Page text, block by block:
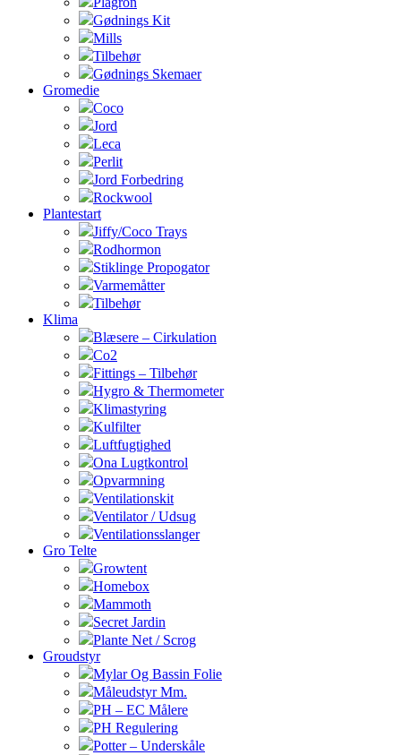
Gødnings Kit
Mills
Tilbehør
Gødnings Skemaer
Gromedie
Coco
Jord
Leca
Perlit
Jord Forbedring
Rockwool
Plantestart
Jiffy/Coco Trays
Rodhormon
Stiklinge Propogator
Varmemåtter
Tilbehør
Klima
Blæsere – Cirkulation
Co2
Fittings – Tilbehør
Hygro & Thermometer
Klimastyring
Kulfilter
Luftfugtighed
Ona Lugtkontrol
Opvarmning
Ventilationskit
Ventilator / Udsug
Ventilationsslanger
Gro Telte
Growtent
Homebox
Mammoth
Secret Jardin
Plante Net / Scrog
Groudstyr
Mylar Og Bassin Folie
Måleudstyr Mm.
PH – EC Målere
PH Regulering
Potter – Underskåle